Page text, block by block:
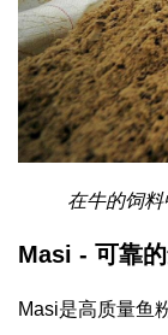
在牛的饲料
Masi - 可靠
Masi是高质量鱼